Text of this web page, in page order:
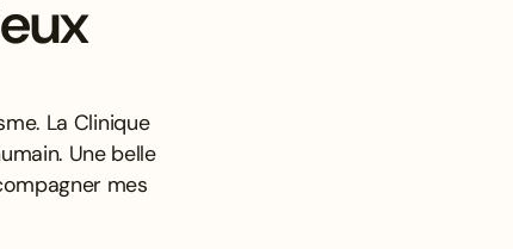
La Clinique
Une belle
mes